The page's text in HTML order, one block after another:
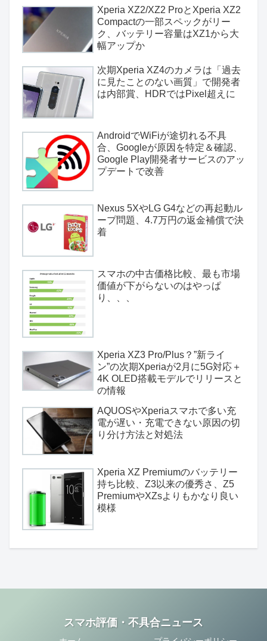
Xperia XZ2/XZ2 ProとXperia XZ2
Compactの一部スペックがリー
ク、バッテリー容量はXZ1から大
幅アップか
次期Xperia XZ4のカメラは「過去
に見たことのない画質」で開発者
は内部賞、HDRではPixel超えに
AndroidでWiFiが途切れる不具
合、Googleが原因を特定＆確認、
Google Play開発者サービスのアッ
プデートで改善
Nexus 5XやLG G4などの再起動ル
ープ問題、4.7万円の返金補償で決
着
スマホの中古価格比較、最も市場
価値が下がらないのはやっぱ
り、、、
Xperia XZ3 Pro/Plus？”新ライ
ン”の次期Xperiaが2月に5G対応＋
4K OLED搭載モデルでリリースと
の情報
AQUOSやXperiaスマホで多い充
電が遅い・充電できない原因の切
り分け方法と対処法
Xperia XZ Premiumのバッテリー
持ち比較、Z3以来の優秀さ、Z5
PremiumやXZsよりもかなり良い
模様
スマホ評価・不具合ニュース